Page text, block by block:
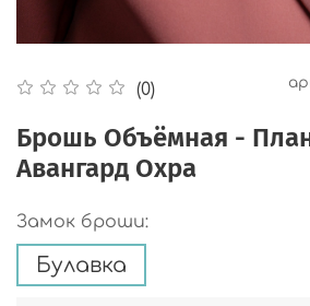
(0)
Брошь Объёмная -
Авангард Охра
Замок броши:
Булавка